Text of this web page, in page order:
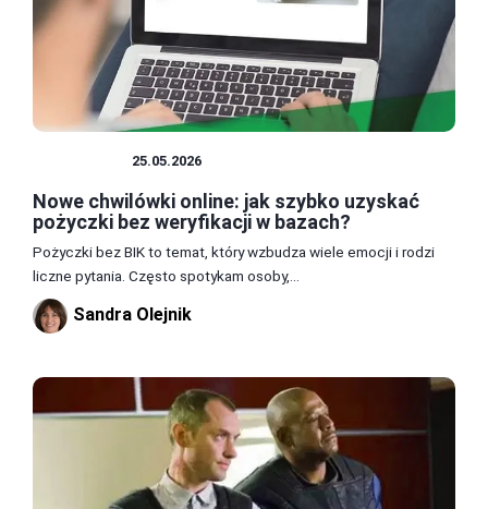
25.05.2026
Nowe chwilówki online: jak szybko uzyskać
pożyczki bez weryfikacji w bazach?
Pożyczki bez BIK to temat, który wzbudza wiele emocji i rodzi
liczne pytania. Często spotykam osoby,...
Sandra Olejnik